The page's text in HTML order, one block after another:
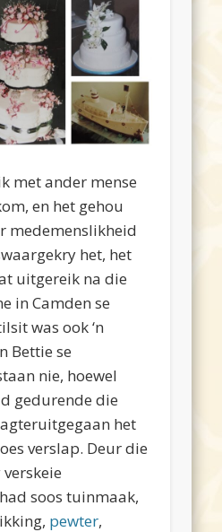
met ander mense
en het gehou
medemenslikheid
het, het
uitgereik na die
in Camden se
was ook ‘n
Bettie se
nie, hoewel
gedurende die
het
verslap. Deur die
soos tuinmaak,
pewter,